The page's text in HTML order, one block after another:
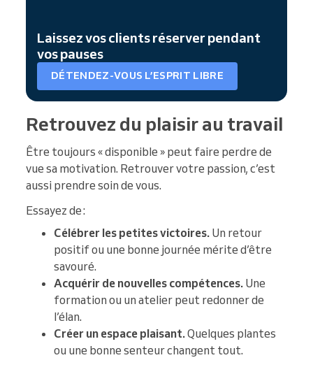
Laissez vos clients réserver pendant
vos pauses
DÉTENDEZ-VOUS L’ESPRIT LIBRE
Retrouvez du plaisir au travail
Être toujours « disponible » peut faire perdre de
vue sa motivation. Retrouver votre passion, c’est
aussi prendre soin de vous.
Essayez de :
Célébrer les petites victoires. Un retour
positif ou une bonne journée mérite d’être
savouré.
Acquérir de nouvelles compétences. Une
formation ou un atelier peut redonner de
l’élan.
Créer un espace plaisant.Quelques plantes
ou une bonne senteur changent tout.